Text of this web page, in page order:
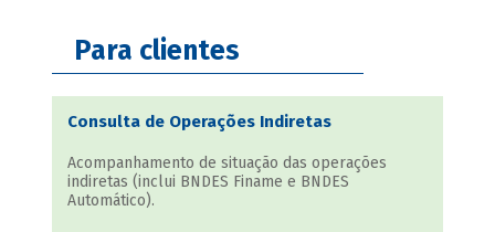
Para clientes
Consulta de Operações Indiretas
Acompanhamento de situação das operações
indiretas (inclui BNDES Finame e BNDES
Automático).